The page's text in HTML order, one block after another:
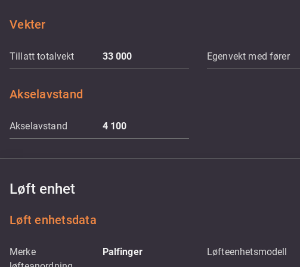
Vekter
Tillatt totalvekt 33 000 Egenvekt med fører
Akselavstand
Akselavstand 4 100
Løft enhet
Løft enhetsdata
Merke
Palfinger Løfteenhetsmodell